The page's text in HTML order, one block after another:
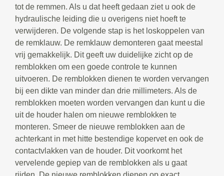
tot de remmen. Als u dat heeft gedaan ziet u ook de
hydraulische leiding die u overigens niet hoeft te
verwijderen. De volgende stap is het loskoppelen van
de remklauw. De remklauw demonteren gaat meestal
vrij gemakkelijk. Dit geeft uw duidelijke zicht op de
remblokken om een goede controle te kunnen
uitvoeren. De remblokken dienen te worden vervangen
bij een dikte van minder dan drie millimeters. Als de
remblokken moeten worden vervangen dan kunt u die
uit de houder halen om nieuwe remblokken te
monteren. Smeer de nieuwe remblokken aan de
achterkant in met hitte bestendige kopervet en ook de
contactvlakken van de houder. Dit voorkomt het
vervelende gepiep van de remblokken als u gaat